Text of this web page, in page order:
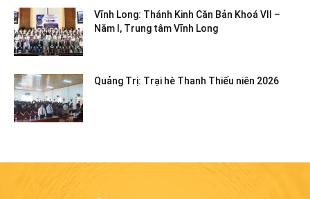
Vĩnh Long: Thánh Kinh Căn Bản Khoá VII –
Năm I, Trung tâm Vĩnh Long
Quảng Trị: Trại hè Thanh Thiếu niên 2026